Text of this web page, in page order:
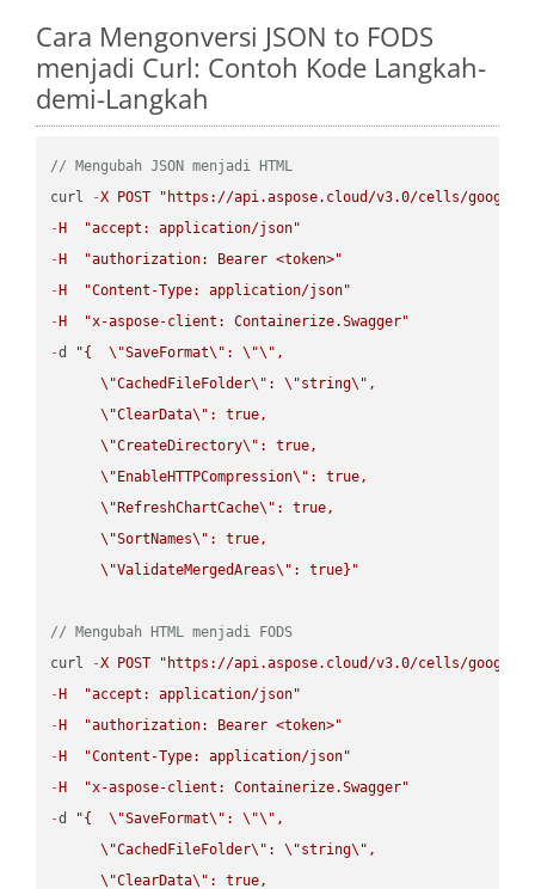
Cara Mengonversi JSON to FODS
menjadi Curl: Contoh Kode Langkah-
demi-Langkah
// Mengubah JSON menjadi HTML
curl
-X POST
"https://api.aspose.cloud/v3.0/cells/
- H
"accept: application/json"
- H
"authorization: Bearer <token>"
- H
"Content-Type: application/json"
- H
"x-aspose-client: Containerize.Swagger"
-d "{ \"SaveFormat\" : \"\" ,
\"CachedFileFolder\" : \"string\" ,
\"ClearData\" : true,
\"CreateDirectory\" : true,
\" EnableHTTPCompression\" : true,
\" RefreshChartCache\" : true,
\"SortNames\" : true,
\"ValidateMergedAreas\" : true}"
// Mengubah HTML menjadi FODS
curl
-X POST
"https://api.aspose.cloud/v3.0/cells/
- H
"accept: application/json"
- H
"authorization: Bearer <token>"
- H
"Content-Type: application/json"
- H
"x-aspose-client: Containerize.Swagger"
-d "{ \"SaveFormat\" : \"\" ,
\"CachedFileFolder\" : \"string\" ,
\"ClearData\" : true,